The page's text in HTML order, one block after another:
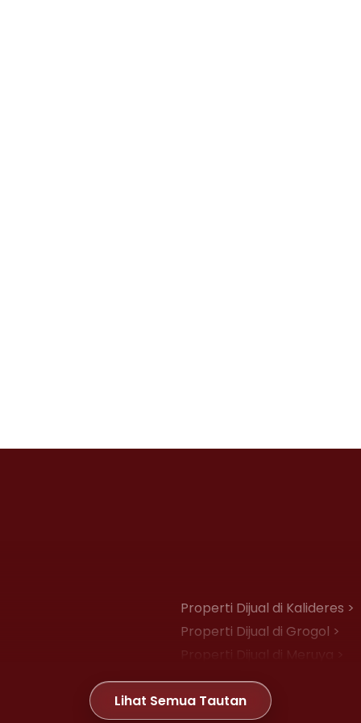
Properti Dijual di Kalideres >
Properti Dijual di Grogol >
Properti Dijual di Meruya >
Properti Dijual di Joglo >
Lihat Semua Tautan